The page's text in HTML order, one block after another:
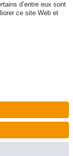
– Les
libellés
d’entre eux sont
ce site Web et